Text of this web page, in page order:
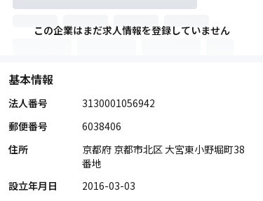
この企業はまだ求人情報を登録していません
基本情報
法人番号
3130001056942
郵便番号
6038406
住所
京都府 京都市北区 大宮東小野堀町38
番地
設立年月日
2016-03-03